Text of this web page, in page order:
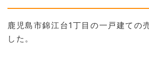
鹿児島市錦江台1丁目の一戸建ての
した。